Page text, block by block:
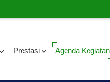
Prestasi Agenda Kegiatan